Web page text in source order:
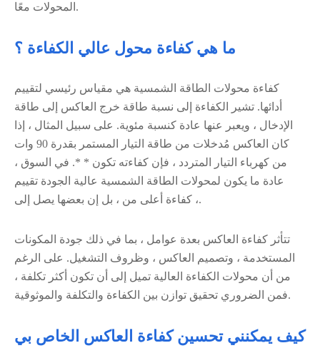
المحولات معًا.
ما هي كفاءة محول عالي الكفاءة ؟
كفاءة محولات الطاقة الشمسية هي مقياس رئيسي لتقييم
أدائها. تشير الكفاءة إلى نسبة طاقة خرج العاكس إلى طاقة
الإدخال ، ويعبر عنها عادة كنسبة مئوية. على سبيل المثال ، إذا
كان العاكس مُدخلات من طاقة التيار المستمر بقدرة 90 وات
من كهرباء التيار المتردد ، فإن كفاءته تكون * *. في السوق ،
عادة ما يكون لمحولات الطاقة الشمسية عالية الجودة تقييم
كفاءة أعلى من ، بل إن بعضها يصل إلى ،.
تتأثر كفاءة العاكس بعدة عوامل ، بما في ذلك جودة المكونات
المستخدمة ، وتصميم العاكس ، وظروف التشغيل. على الرغم
من أن محولات الكفاءة العالية تميل إلى أن تكون أكثر تكلفة ،
فمن الضروري تحقيق توازن بين الكفاءة والتكلفة والموثوقية.
كيف يمكنني تحسين كفاءة العاكس الخاص بي